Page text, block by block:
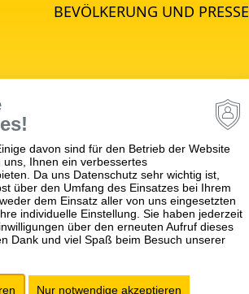
BEVÖLKERUNG UND PRESSE
Winnenden
Schwäbisch Gmünd
Ellwangen
davon sind für den Betrieb der Website
Ihnen ein verbessertes
Da uns Datenschutz sehr wichtig ist,
über den Umfang des Einsatzes bei Ihrem
dem Einsatz aller von uns eingesetzten
individuelle Einstellung. Sie haben jederzeit
über den erneuten Aufruf dieses
Dank und viel Spaß beim Besuch unserer
Nur notwendige akzeptieren